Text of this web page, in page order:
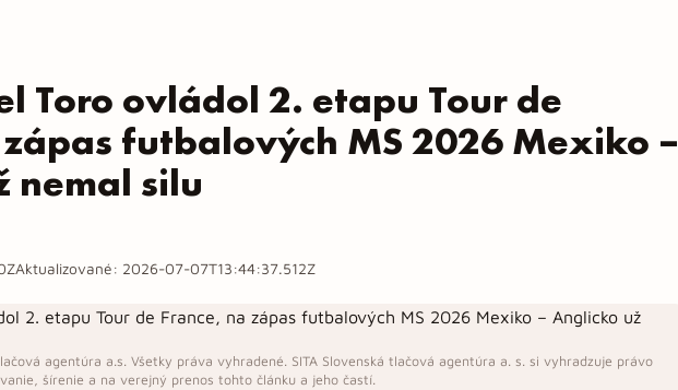
Toro ovládol 2. etapu Tour de
futbalových MS 2026 Mexiko –
nemal silu
Aktualizované: 2026-07-07T13:44:37.512Z
agentúra a.s. Všetky práva vyhradené. SITA Slovenská tlačová agentúra a. s. si vyhradzuje právo
šírenie a na verejný prenos tohto článku a jeho častí.